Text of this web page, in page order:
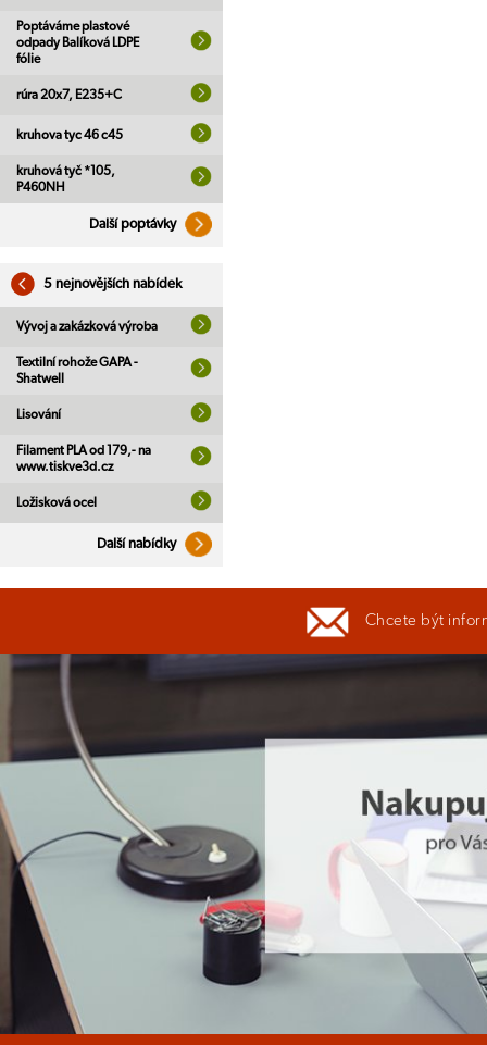
Poptáváme plastové
odpady Balíková LDPE
fólie
rúra 20x7, E235+C
kruhova tyc 46 c45
kruhová tyč *105,
P460NH
Další poptávky
5 nejnovějších nabídek
Vývoj a zakázková výroba
Textilní rohože GAPA -
Shatwell
Lisování
Filament PLA od 179,- na
www.tiskve3d.cz
Ložisková ocel
Další nabídky
Chcete být